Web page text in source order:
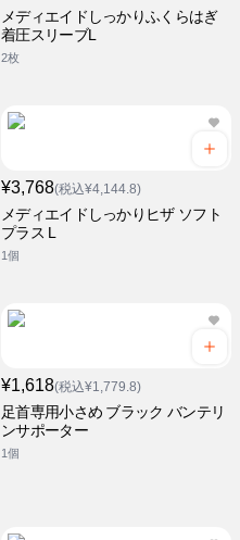
メディエイドしっかりふくらはぎ
着圧スリーブL
2枚
¥3,768(税込¥4,144.8)
メディエイドしっかりヒザ ソフト
プラス L
1個
¥1,618(税込¥1,779.8)
足首専用小さめ ブラック バンテリ
ンサポーター
1個